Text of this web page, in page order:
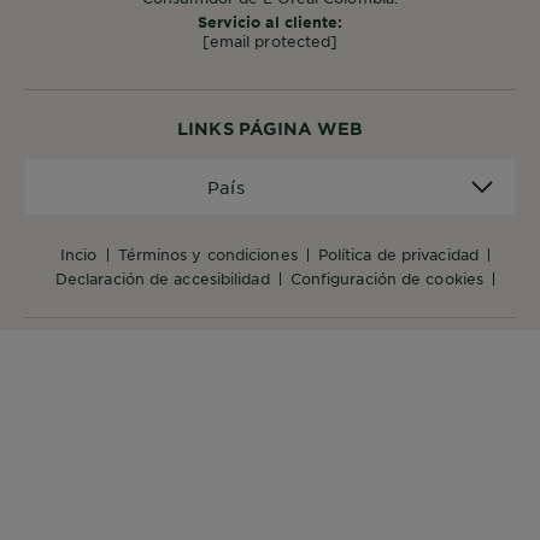
LINKS PÁGINA WEB
incio términos y condiciones
política de privacidad
declaración de accesibilidad
configuración de cookies
País
Servicio al cliente:
[email protected]